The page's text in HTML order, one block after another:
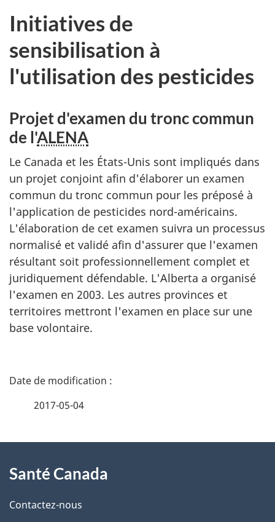
Initiatives de
sensibilisation à
l'utilisation des pesticides
Projet d'examen du tronc commun
de l'ALENA
Le Canada et les États-Unis sont impliqués dans
un projet conjoint afin d'élaborer un examen
commun du tronc commun pour les préposé à
l'application de pesticides nord-américains.
L'élaboration de cet examen suivra un processus
normalisé et validé afin d'assurer que l'examen
résultant soit professionnellement complet et
juridiquement défendable. L'Alberta a organisé
l'examen en 2003. Les autres provinces et
territoires mettront l'examen en place sur une
base volontaire.
D
i
l
2017-05-04
propos
de
Santé Canada
Contactez-nous